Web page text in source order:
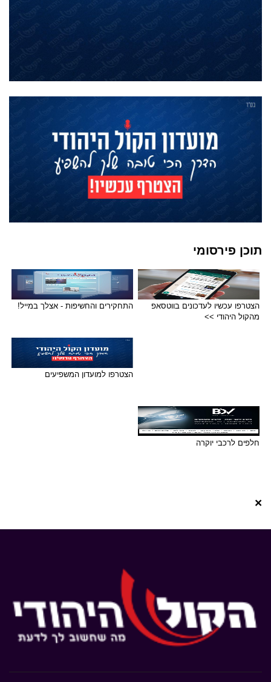
תוכן פירסומי
הצטרפו עכשיו לעדכונים בווטסאפ
מהקול היהודי >>
התחקירים והחשיפות - אצלך במייל!
הצטרפו למועדון המשפיעים
חלפים לרכבי יוקרה
×